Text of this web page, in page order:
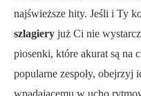
najświeższe hity. Jeśli i Ty
szlagiery już Ci nie
piosenki, które akurat są na
popularne zespoły, obejrzyj
wpadającemu w ucho